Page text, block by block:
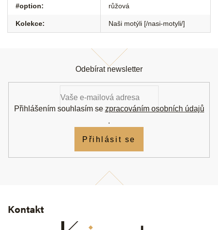
#option: růžová
Kolekce: Naši motýli [/nasi-motyli/]
Kontakt
Odebírat newsletter
Přihlášením souhlasím se zpracováním osobních údajů
.
Přihlásit se